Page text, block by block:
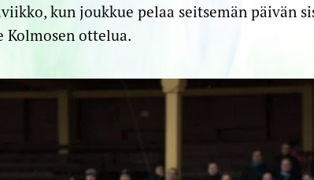
kun joukkue pelaa seitsemän päivän
Kolmosen ottelua.